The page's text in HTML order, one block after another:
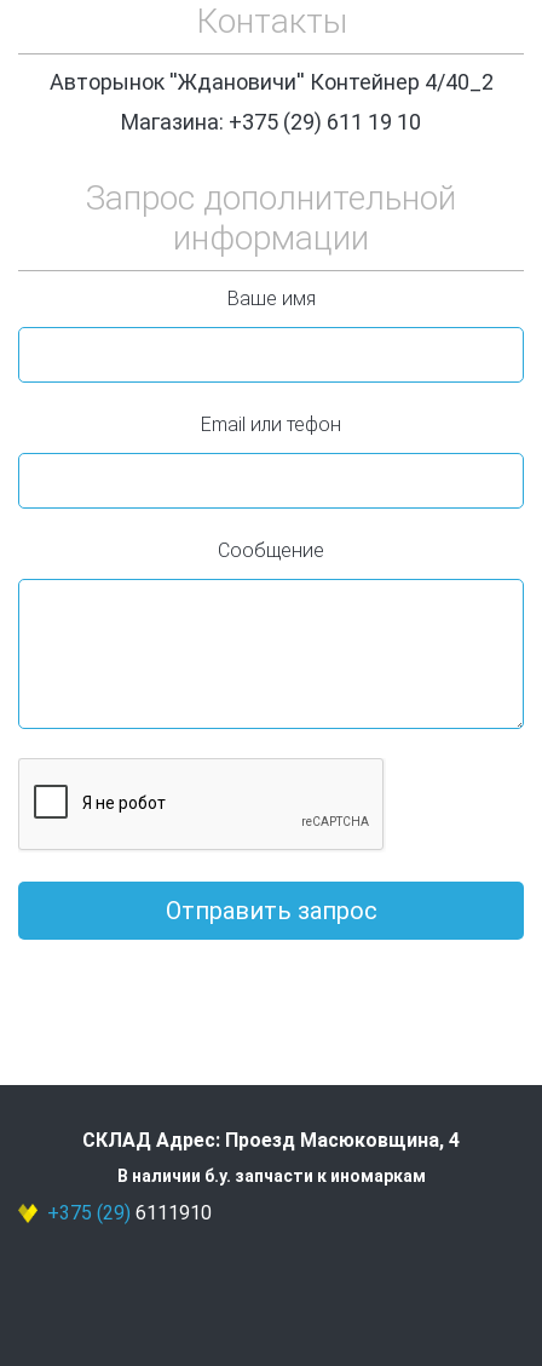
Контакты
Авторынок ''Ждановичи'' Контейнер 4/40_2
Магазина: +375 (29) 611 19 10
Запрос дополнительной
информации
Ваше имя
Email или тефон
Сообщение
Отправить запрос
СКЛАД Адрес: Проезд Масюковщина, 4
В наличии б.у. запчасти к иномаркам
+375 (29) 6111910